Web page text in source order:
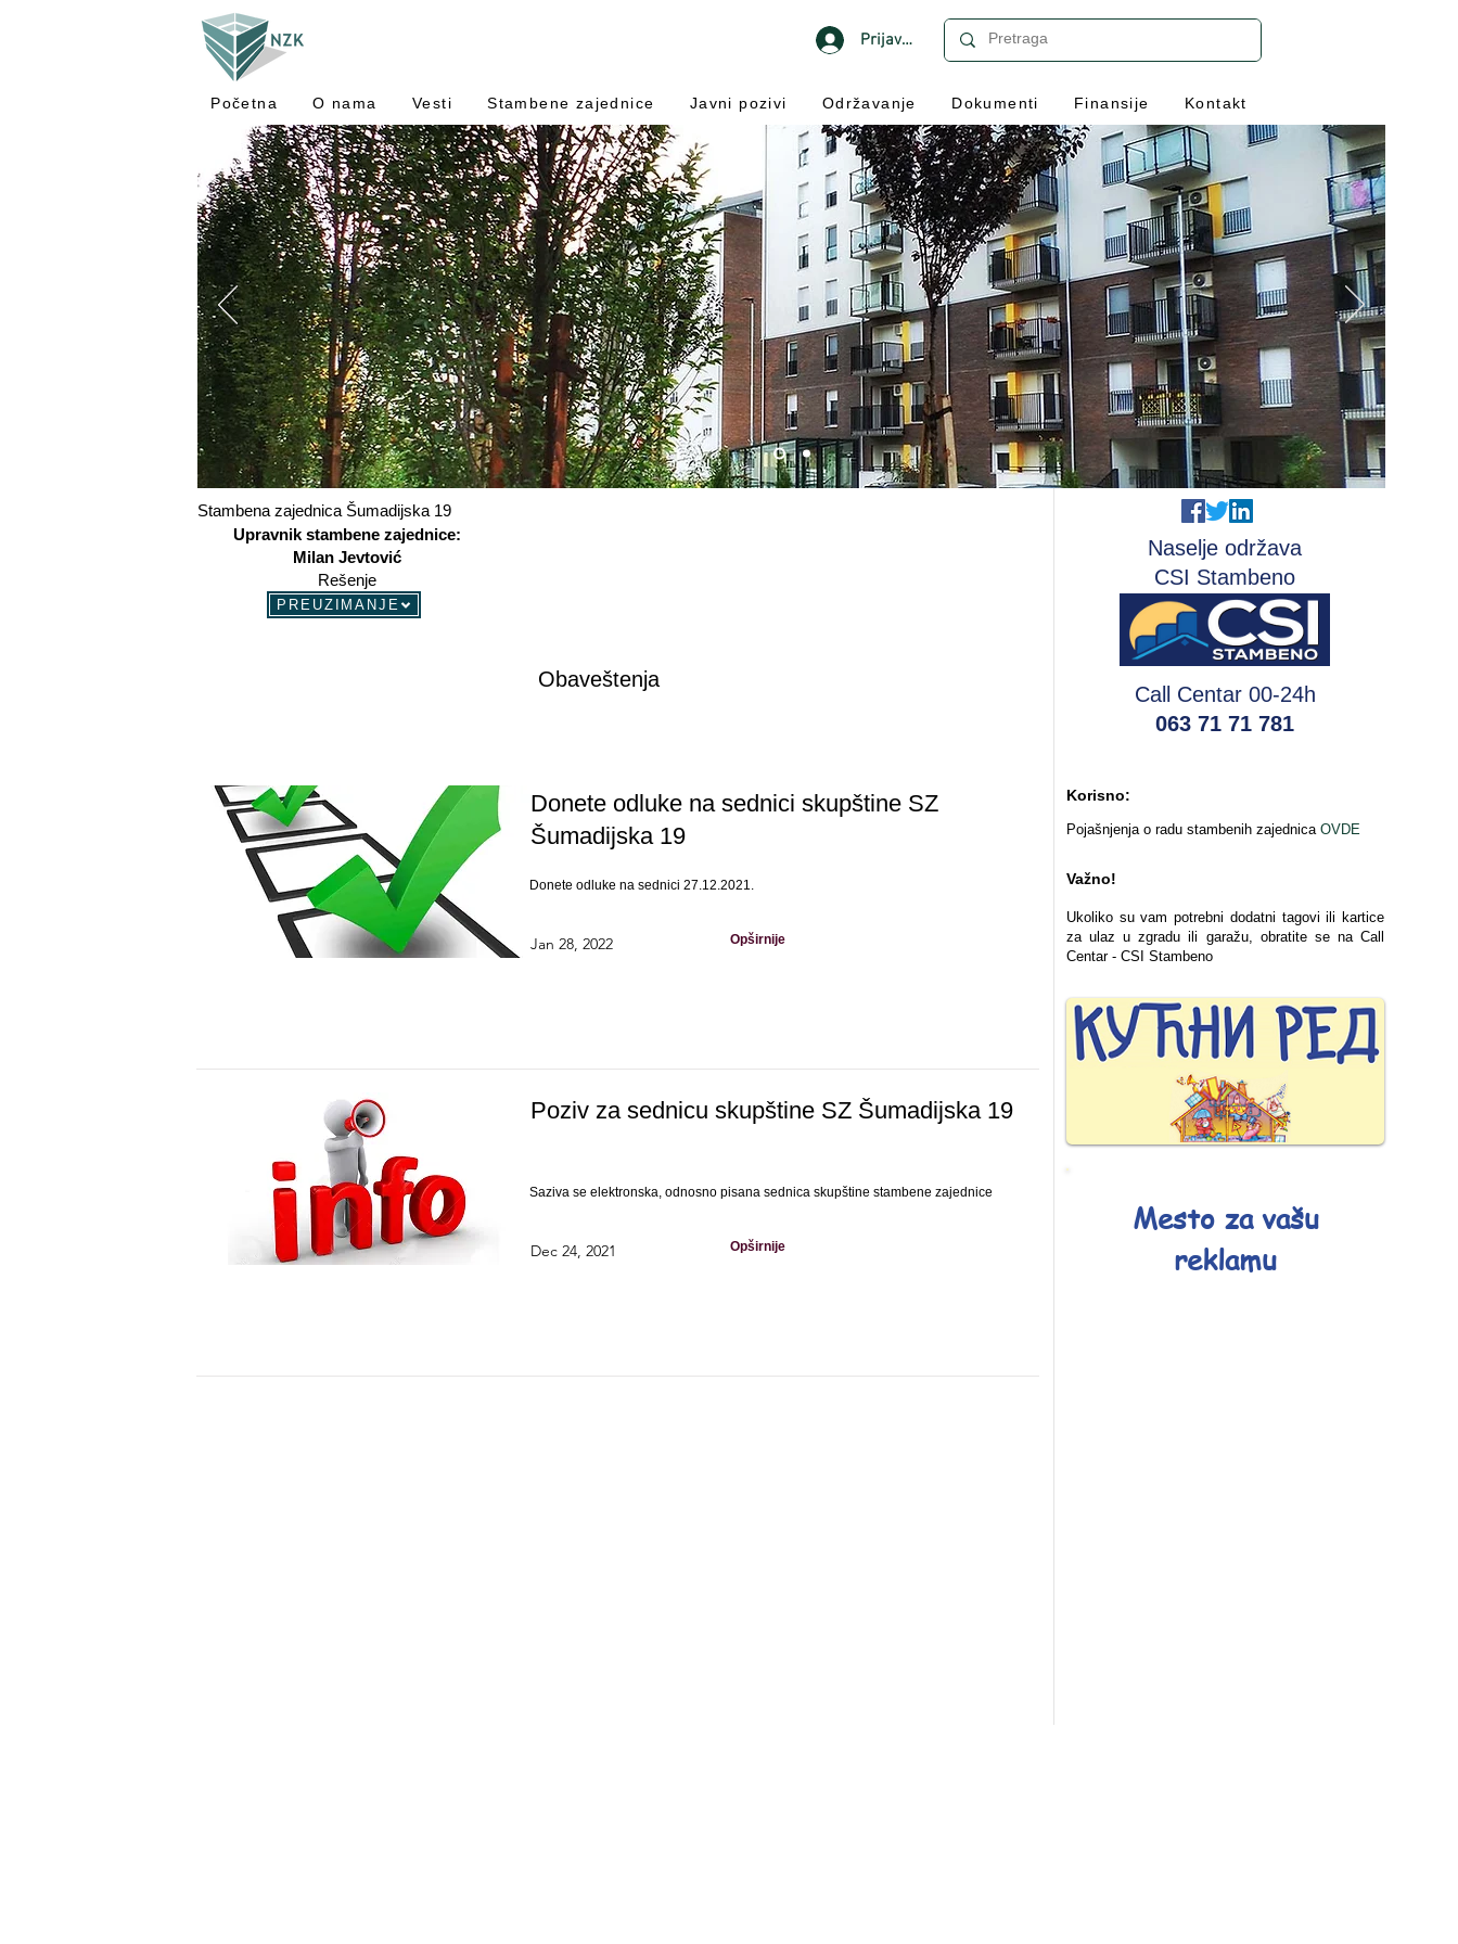
Prijavi se
Početna O nama Vesti Stambene zajednice Javni pozivi Održavanje Dokumenti Finansije Kontakt
Stambena zajednica Šumadijska 19
Upravnik stambene zajednice:
Milan Jevtović
Rešenje
Obaveštenja
PREUZIMANJE
Naselje održava
CSI Stambeno
Call Centar 00-24h
063 71 71 781
Korisno:
Pojašnjenja o radu stambenih zajednicaOVDE
Važno!
Ukoliko su vam potrebni dodatni tagovi ili kartice
za ulaz u zgradu ili garažu, obratite se na Call
Centar - CSI Stambeno
Mesto za vašu
reklamu
Donete odluke na sednici skupštine SZ
Šumadijska 19
Donete odluke na sednici 27.12.2021.
Jan 28, 2022 Opširnije
Poziv za sednicu skupštine SZ Šumadijska 19
Saziva se elektronska, odnosno pisana sednica skupštine stambene zajednice
Dec 24, 2021 Opširnije